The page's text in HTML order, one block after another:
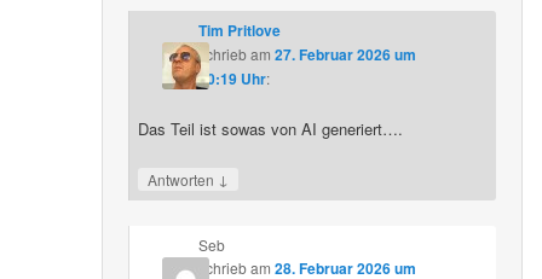
Tim Pritlove
schriebam 27. Februar 2026 um
20:19 Uhr:
Das Teil ist sowas von AI generiert….
Antworten ↓
Seb
schriebam 28. Februar 2026 um